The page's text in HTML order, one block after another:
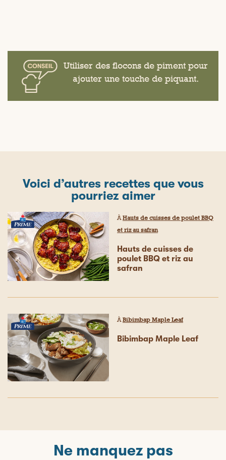
Utiliser des flocons de piment pour
ajouter une touche de piquant.
Voici d’autres recettes que vous
pourriez aimer
ÀHauts de cuisses de poulet BBQ
et riz au safran
Hauts de cuisses de
poulet BBQ et riz au
safran
ÀBibimbap Maple Leaf
Bibimbap Maple Leaf
Ne manquez pas